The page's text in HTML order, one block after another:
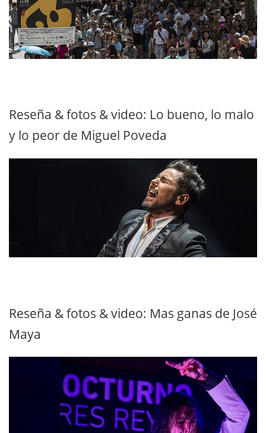
Reseña & fotos & video: Lo bueno, lo malo
y lo peor de Miguel Poveda
Reseña & fotos & video: Mas ganas de José
Maya